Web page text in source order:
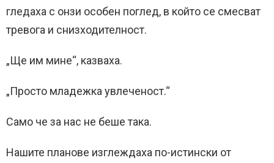
гледаха с онзи особен поглед, в който се смесват
тревога и снизходителност.
„Ще им мине“, казваха.
„Просто младежка увлеченост.“
Само че за нас не беше така.
Нашите планове изглеждаха по-истински от